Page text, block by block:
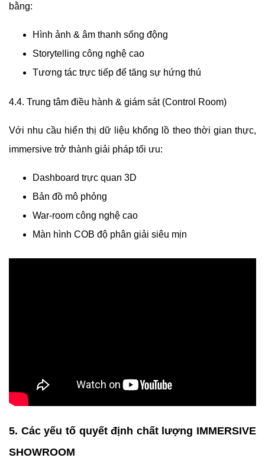
bằng:
Hình ảnh & âm thanh sống động
Storytelling công nghệ cao
Tương tác trực tiếp để tăng sự hứng thú
4.4. Trung tâm điều hành & giám sát (Control Room)
Với nhu cầu hiển thị dữ liệu khổng lồ theo thời gian thực,
immersive trở thành giải pháp tối ưu:
Dashboard trực quan 3D
Bản đồ mô phỏng
War-room công nghệ cao
Màn hình COB độ phân giải siêu mịn
5. Các yếu tố quyết định chất lượng IMMERSIVE
SHOWROOM